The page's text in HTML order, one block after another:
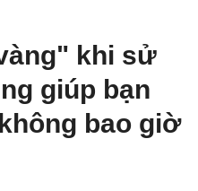
khi sử
giúp bạn
bao giờ